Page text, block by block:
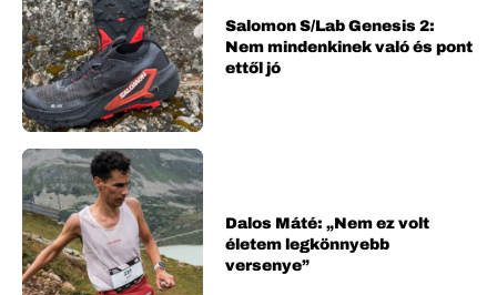
Salomon S/Lab Genesis 2:
Nem mindenkinek való és pont
ettől jó
Dalos Máté: „Nem ez volt
életem legkönnyebb
versenye”